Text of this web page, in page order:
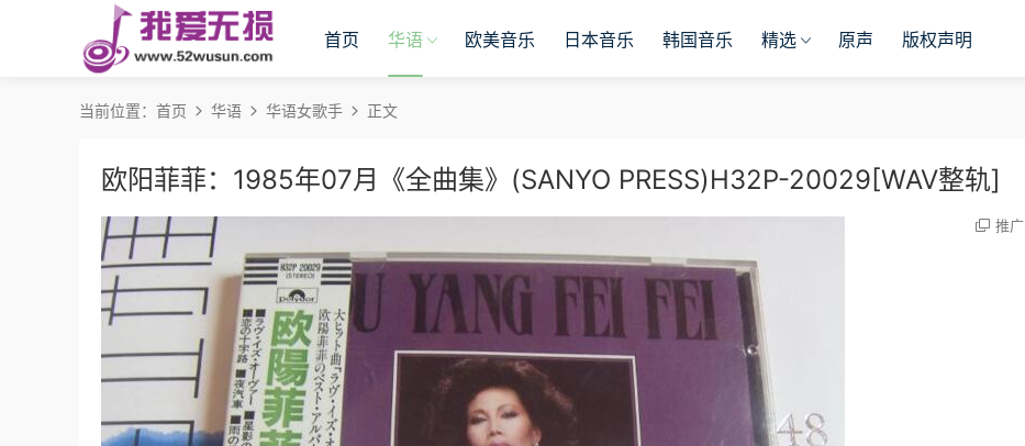
首页 华语 欧美音乐 日本音乐 韩国音乐 精选 原声 版权声明
当前位置： 首页 华语 华语女歌手 正文
欧阳菲菲：1985年07月《全曲集》(SANYO PRESS)H32P-20029[WAV整轨]
推广